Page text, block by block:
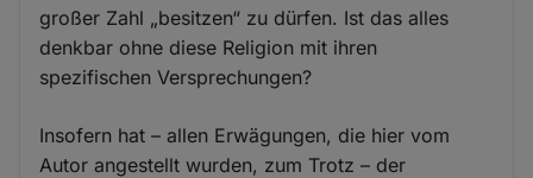
großer Zahl „besitzen“ zu dürfen. Ist das alles
denkbar ohne diese Religion mit ihren
spezifischen Versprechungen?
Insofern hat – allen Erwägungen, die hier vom
Autor angestellt wurden, zum Trotz – der